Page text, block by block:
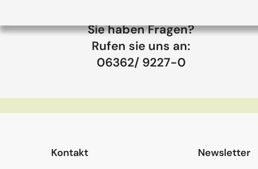
Sie haben Fragen?
Rufen sie uns an:
06362/ 9227-0
Kontakt Newsletter